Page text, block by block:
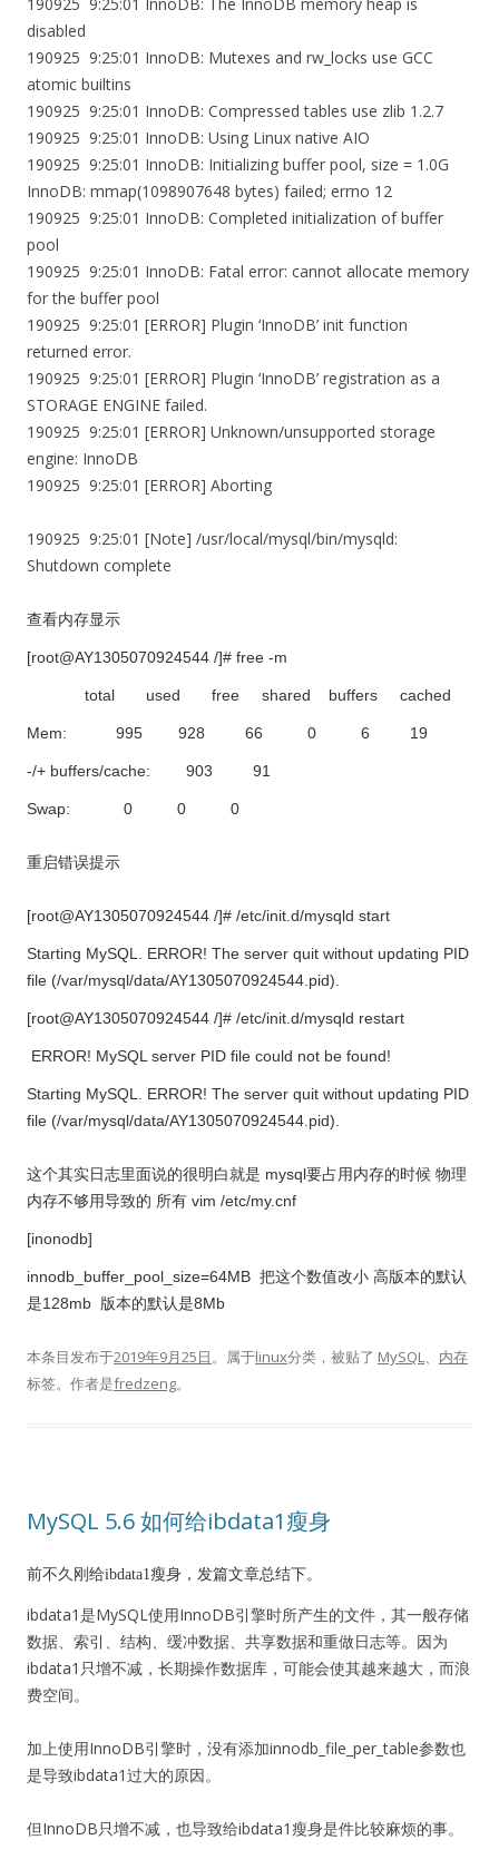
disabled
190925 9:25:01 InnoDB: Mutexes and rw_locks use GCC
atomic builtins
190925 9:25:01 InnoDB: Compressed tables use zlib 1.2.7
190925 9:25:01 InnoDB: Using Linux native AIO
190925 9:25:01 InnoDB: Initializing buffer pool, size = 1.0G
InnoDB: mmap(1098907648 bytes) failed; errno 12
190925 9:25:01 InnoDB: Completed initialization of buffer
pool
190925 9:25:01 InnoDB: Fatal error: cannot allocate memory
for the buffer pool
190925 9:25:01 [ERROR] Plugin ‘InnoDB’ init function
returned error.
190925 9:25:01 [ERROR] Plugin ‘InnoDB’ registration as a
STORAGE ENGINE failed.
190925 9:25:01 [ERROR] Unknown/unsupported storage
engine: InnoDB
190925 9:25:01 [ERROR] Aborting
190925 9:25:01 [Note] /usr/local/mysql/bin/mysqld:
Shutdown complete
查看内存显示
[root@AY1305070924544 /]# free -m
total used free shared buffers cached
Mem: 995 928 66 0 6 19
-/+ buffers/cache: 903 91
Swap: 0 0 0
重启错误提示
[root@AY1305070924544 /]# /etc/init.d/mysqld start
Starting MySQL. ERROR! The server quit without updating PID
file (/var/mysql/data/AY1305070924544.pid).
[root@AY1305070924544 /]# /etc/init.d/mysqld restart
ERROR! MySQL server PID file could not be found!
Starting MySQL. ERROR! The server quit without updating PID
file (/var/mysql/data/AY1305070924544.pid).
这个其实日志里面说的很明白就是 mysql要占用内存的时候 物理
内存不够用导致的 所有 vim /etc/my.cnf
[inonodb]
innodb_buffer_pool_size=64MB 把这个数值改小 高版本的默认
是128mb 版本的默认是8Mb
本条目发布于2019年9月25日。属于linux分类，被贴了 MySQL、 内存
标签。 作者是fredzeng。
MySQL 5.6 如何给ibdata1瘦身
前不久刚给ibdata1瘦身，发篇文章总结下。
ibdata1是MySQL使用InnoDB引擎时所产生的文件，其一般存储
数据、索引、结构、缓冲数据、共享数据和重做日志等。因为
ibdata1只增不减，长期操作数据库，可能会使其越来越大，而浪
费空间。
加上使用InnoDB引擎时，没有添加innodb_file_per_table参数也
是导致ibdata1过大的原因。
但InnoDB只增不减，也导致给ibdata1瘦身是件比较麻烦的事。